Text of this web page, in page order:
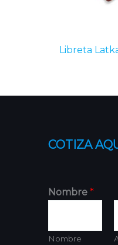
Libreta
COTIZA
Nombre *
Nombre